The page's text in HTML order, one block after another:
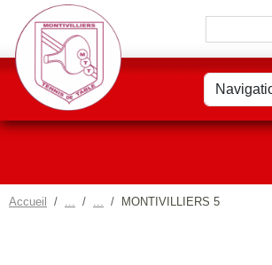
Accueil MONTIVILLIERS 5
Panneau de gestion des cookies